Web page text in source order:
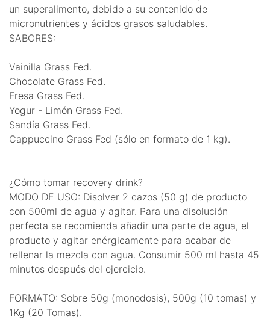
un superalimento, debido a su contenido de
micronutrientes y ácidos grasos saludables.
SABORES:
Vainilla Grass Fed.
Chocolate Grass Fed.
Fresa Grass Fed.
Yogur - Limón Grass Fed.
Sandía Grass Fed.
Cappuccino Grass Fed (sólo en formato de 1 kg).
¿Cómo tomar recovery drink?
MODO DE USO: Disolver 2 cazos (50 g) de producto
con 500ml de agua y agitar. Para una disolución
perfecta se recomienda añadir una parte de agua, el
producto y agitar enérgicamente para acabar de
rellenar la mezcla con agua. Consumir 500 ml hasta 45
minutos después del ejercicio.
FORMATO: Sobre 50g (monodosis), 500g (10 tomas) y
1Kg (20 Tomas).